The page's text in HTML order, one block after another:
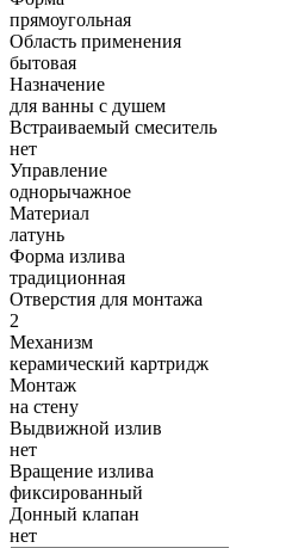
прямоугольная
Область применения
бытовая
Назначение
для ванны с душем
Встраиваемый смеситель
нет
Управление
однорычажное
Материал
латунь
Форма излива
традиционная
Отверстия для монтажа
2
Механизм
керамический картридж
Монтаж
на стену
Выдвижной излив
нет
Вращение излива
фиксированный
Донный клапан
нет